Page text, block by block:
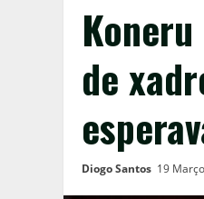
de
Diogo Santos 19